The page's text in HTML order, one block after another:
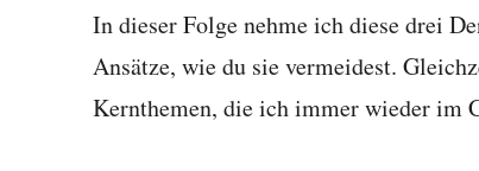
In dieser Folge nehme ich diese drei
Ansätze, wie du sie vermeidest.
Kernthemen, die ich immer wieder im